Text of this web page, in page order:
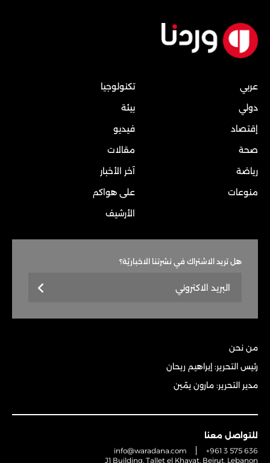
عربي
دولي
إقتصاد
صحة
رياضة
منوعات
تكنولوجيا
بيئة
فيديو
مقالات
آخر الأخبار
على هواكم
الأرشيف
هل تريد الاشتراك في نشرتنا الاخباريّة؟
من نحن
رئيس التحرير: إبراهيم ريحان
مدير التحرير: مارون يمّين
للتواصل معنا
info@waradana.com
+961 3 575 636
J1 Building, Tallet el Khayat, Beirut, Lebanon